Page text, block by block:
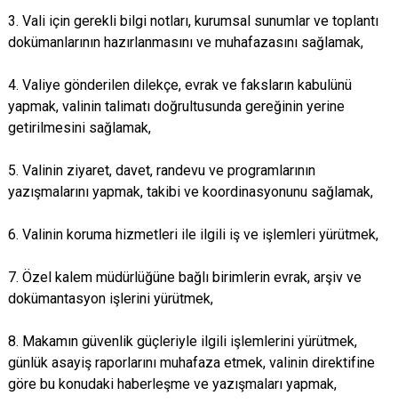
3. Vali için gerekli bilgi notları, kurumsal sunumlar ve toplantı
dokümanlarının hazırlanmasını ve muhafazasını sağlamak,
4. Valiye gönderilen dilekçe, evrak ve faksların kabulünü
yapmak, valinin talimatı doğrultusunda gereğinin yerine
getirilmesini sağlamak,
5. Valinin ziyaret, davet, randevu ve programlarının
yazışmalarını yapmak, takibi ve koordinasyonunu sağlamak,
6. Valinin koruma hizmetleri ile ilgili iş ve işlemleri yürütmek,
7. Özel kalem müdürlüğüne bağlı birimlerin evrak, arşiv ve
dokümantasyon işlerini yürütmek,
8. Makamın güvenlik güçleriyle ilgili işlemlerini yürütmek,
günlük asayiş raporlarını muhafaza etmek, valinin direktifine
göre bu konudaki haberleşme ve yazışmaları yapmak,